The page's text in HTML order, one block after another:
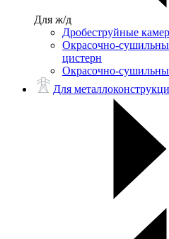
Для ж/д
Дробеструйные
Окрасочно-
цистерн
Окрасочно-
Для